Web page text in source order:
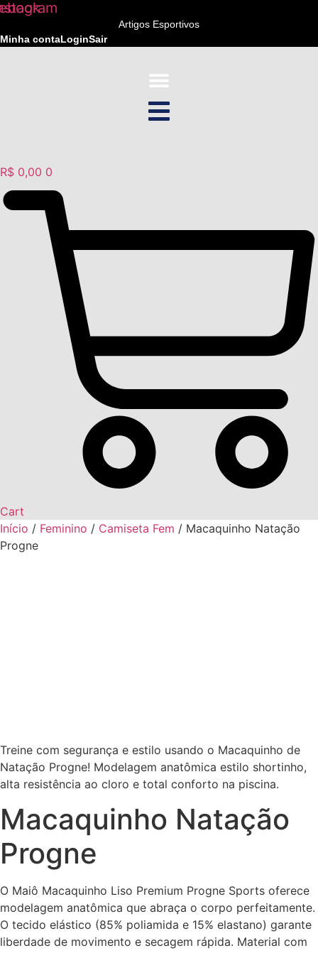
Ir
o
Artigos Esportivos
Minha contaLoginSair
R$ 0,00 0
Cart
Início / Feminino / Camiseta Fem / Macaquinho Natação
Progne
Treine com segurança e estilo usando o Macaquinho de
Natação Progne! Modelagem anatômica estilo shortinho,
alta resistência ao cloro e total conforto na piscina.
Macaquinho Natação
Progne
O Maiô Macaquinho Liso Premium Progne Sports oferece
modelagem anatômica que abraça o corpo perfeitamente.
O tecido elástico (85% poliamida e 15% elastano) garante
liberdade de movimento e secagem rápida. Material com